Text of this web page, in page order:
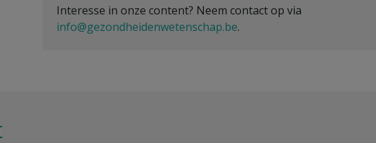
Interesse in onze content? Neem contact op via
info@gezondheidenwetenschap.be.